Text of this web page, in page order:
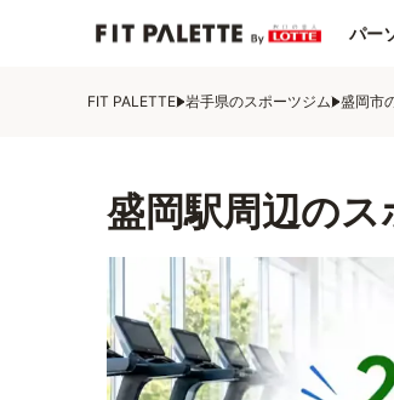
パー
FIT PALETTE 岩手県のスポーツジム 盛岡市
盛岡駅周辺の